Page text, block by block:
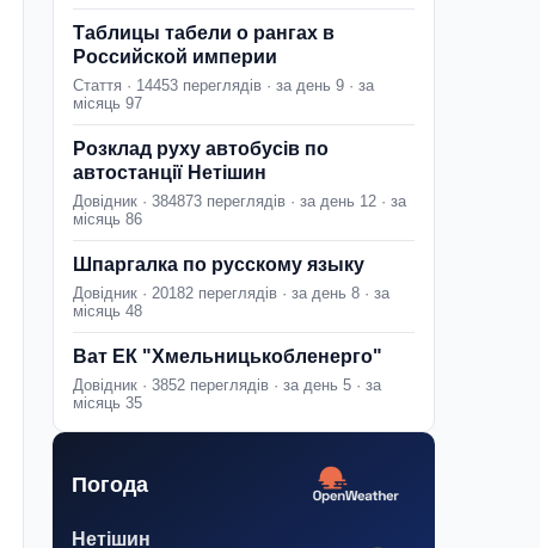
Таблицы табели о рангах в
Российской империи
Стаття · 14453 переглядів · за день 9 · за
місяць 97
Розклад руху автобусів по
автостанції Нетішин
Довідник · 384873 переглядів · за день 12 · за
місяць 86
Шпаргалка по русскому языку
Довідник · 20182 переглядів · за день 8 · за
місяць 48
Ват ЕК "Хмельницькобленерго"
Довідник · 3852 переглядів · за день 5 · за
місяць 35
Погода
Нетішин